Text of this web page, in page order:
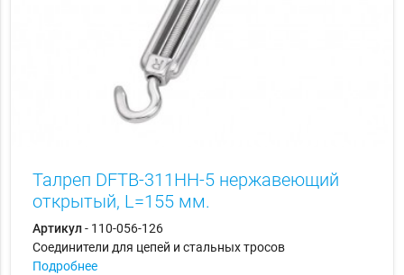
Талреп DFTB-311HH-5 нержавеющий
открытый, L=155 мм.
Артикул- 110-056-126
Соединители для цепей и стальных тросов
Подробнее